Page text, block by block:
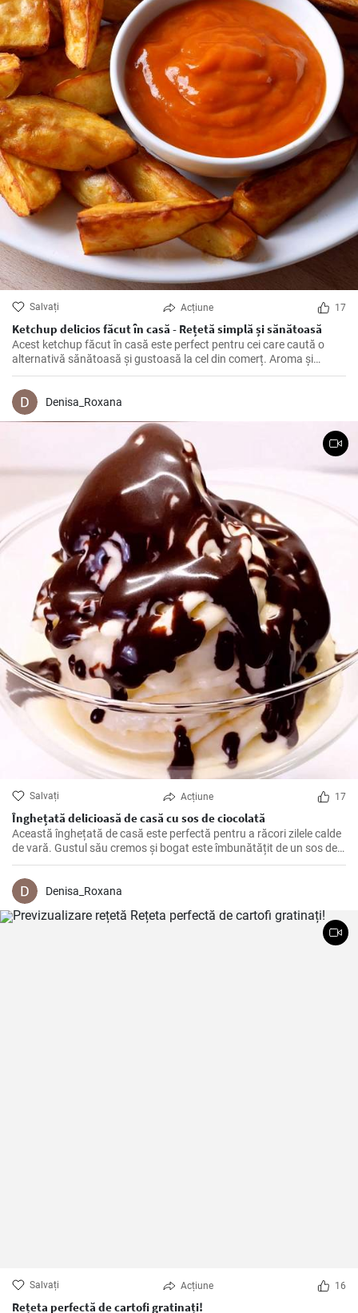
Salvați Acțiune 17
Ketchup delicios făcut în casă - Rețetă simplă și sănătoasă
Acest ketchup făcut în casă este perfect pentru cei care caută o
alternativă sănătoasă și gustoasă la cel din comerț. Aroma și
gustul său sunt inconfundabile și îi va cuceri pe toți cei care îl
încearcă.
Denisa_Roxana
Salvați Acțiune 17
Înghețată delicioasă de casă cu sos de ciocolată
Această înghețată de casă este perfectă pentru a răcori zilele calde
de vară. Gustul său cremos și bogat este îmbunătățit de un sos de
ciocolată indulgent, făcându-l o delicatesă perfectă pentru a
împărtăși cu prietenii și familia.
Denisa_Roxana
Salvați Acțiune 16
Rețeta perfectă de cartofi gratinați!